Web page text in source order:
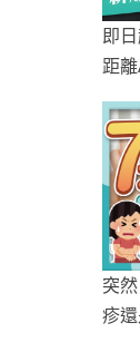
即
距
突
疹